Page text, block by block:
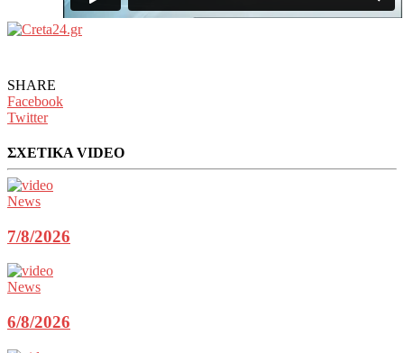
SHARE
Facebook
Twitter
ΣΧΕΤΙΚΑ VIDEO
News
7/8/2026
News
6/8/2026